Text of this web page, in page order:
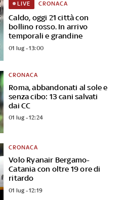
Caldo, oggi 21 città con
bollino rosso. In arrivo
temporali e grandine
LIVE CRONACA
01 lug - 13:00
Roma, abbandonati al sole e
senza cibo: 13 cani salvati
dai CC
CRONACA
01 lug - 12:24
Volo Ryanair Bergamo-
Catania con oltre 19 ore di
ritardo
CRONACA
01 lug - 12:19